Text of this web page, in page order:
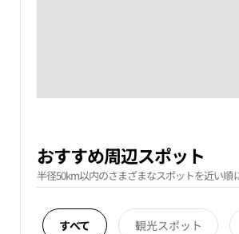
おすすめ周辺スポット
半径50km以内のさまざまなスポットを近い順
すべて 観光スポット